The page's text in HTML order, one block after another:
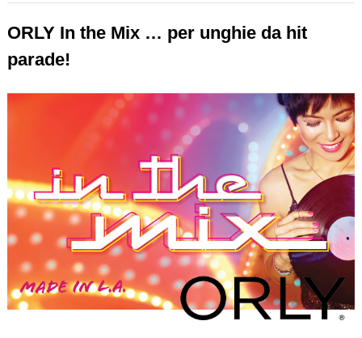
ORLY In the Mix … per unghie da hit
parade!